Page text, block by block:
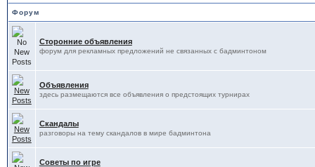
Форум
Сторонние объявления
форум для рекламных предложений не связанных с бадминтоном
Объявления
здесь размещаются все объявления о предстоящих турнирах
Скандалы
разговоры на тему скандалов в мире бадминтона
Советы по игре